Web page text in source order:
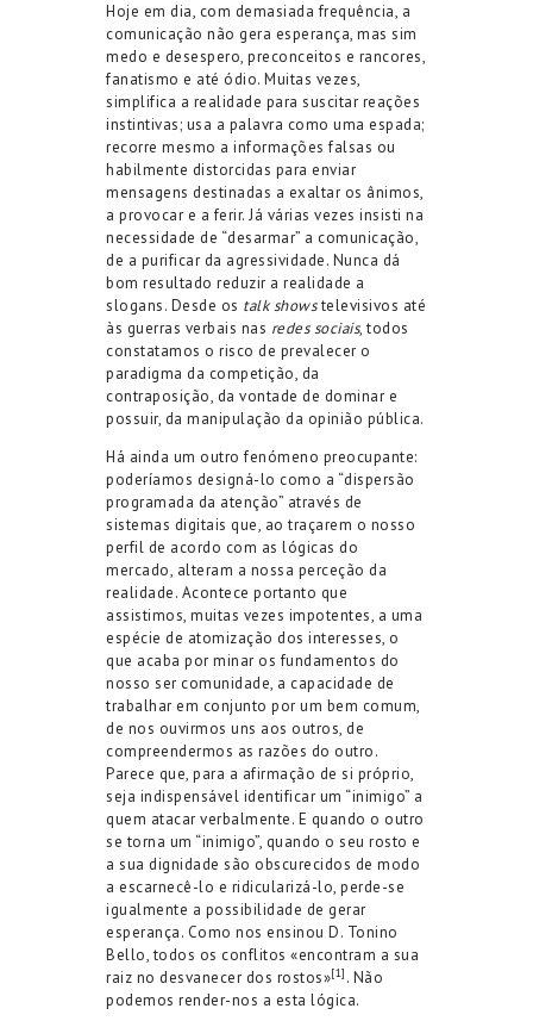
Hoje em dia, com demasiada frequência, a
comunicação não gera esperança, mas sim
medo e desespero, preconceitos e rancores,
fanatismo e até ódio. Muitas vezes,
simplifica a realidade para suscitar reações
instintivas; usa a palavra como uma espada;
recorre mesmo a informações falsas ou
habilmente distorcidas para enviar
mensagens destinadas a exaltar os ânimos,
a provocar e a ferir. Já várias vezes insisti na
necessidade de “desarmar” a comunicação,
de a purificar da agressividade. Nunca dá
bom resultado reduzir a realidade a
slogans. Desde os talk showstelevisivos até
às guerras verbais nas redes sociais, todos
constatamos o risco de prevalecer o
paradigma da competição, da
contraposição, da vontade de dominar e
possuir, da manipulação da opinião pública.
Há ainda um outro fenómeno preocupante:
poderíamos designá-lo como a “dispersão
programada da atenção” através de
sistemas digitais que, ao traçarem o nosso
perfil de acordo com as lógicas do
mercado, alteram a nossa perceção da
realidade. Acontece portanto que
assistimos, muitas vezes impotentes, a uma
espécie de atomização dos interesses, o
que acaba por minar os fundamentos do
nosso ser comunidade, a capacidade de
trabalhar em conjunto por um bem comum,
de nos ouvirmos uns aos outros, de
compreendermos as razões do outro.
Parece que, para a afirmação de si próprio,
seja indispensável identificar um “inimigo” a
quem atacar verbalmente. E quando o outro
se torna um “inimigo”, quando o seu rosto e
a sua dignidade são obscurecidos de modo
a escarnecê-lo e ridicularizá-lo, perde-se
igualmente a possibilidade de gerar
esperança. Como nos ensinou D. Tonino
Bello, todos os conflitos «encontram a sua
raiz no desvanecer dos rostos»[1] . Não
podemos render-nos a esta lógica.